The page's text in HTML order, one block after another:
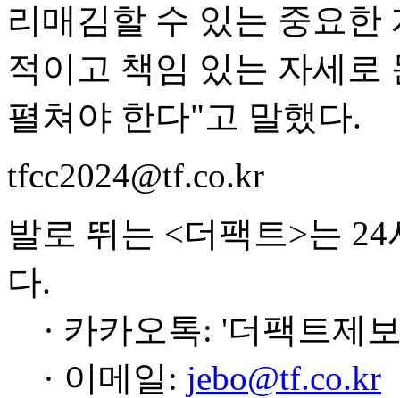
리매김할 수 있는 중요
적이고 책임 있는 자세로
펼쳐야 한다"고 말했다.
tfcc2024@tf.co.kr
발로 뛰는 <더팩트>는
다.
· 카카오톡: '더팩트제
· 이메일: jebo@tf.co.kr